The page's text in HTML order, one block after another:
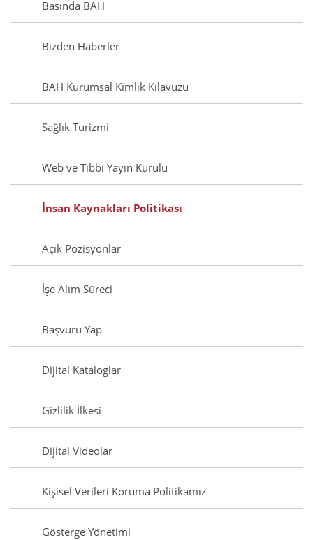
Basında BAH
Bizden Haberler
BAH Kurumsal Kimlik Kılavuzu
Sağlık Turizmi
Web ve Tıbbi Yayın Kurulu
İnsan Kaynakları Politikası
Açık Pozisyonlar
İşe Alım Süreci
Başvuru Yap
Dijital Kataloglar
Gizlilik İlkesi
Dijital Videolar
Kişisel Verileri Koruma Politikamız
Gösterge Yönetimi